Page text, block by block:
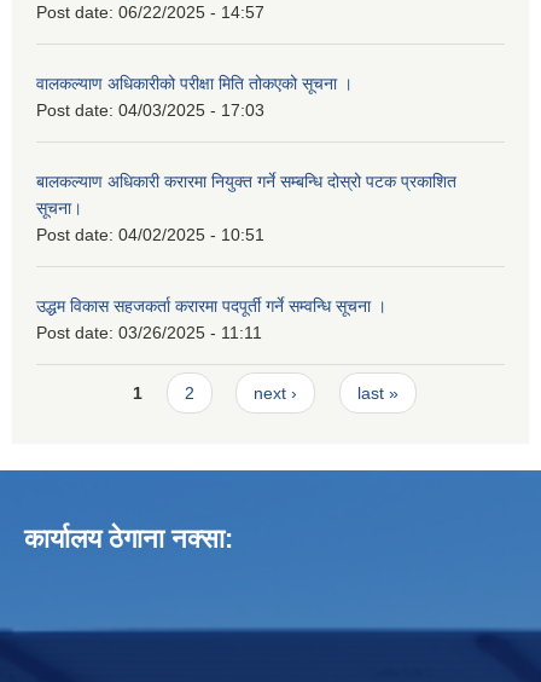
Post date: 06/22/2025 - 14:57
वालकल्याण अधिकारीको परीक्षा मिति तोकएको सूचना ।
Post date: 04/03/2025 - 17:03
बालकल्याण अधिकारी करारमा नियुक्त गर्ने सम्बन्धि दोस्रो पटक प्रकाशित
सूचना।
Post date: 04/02/2025 - 10:51
उद्धम विकास सहजकर्ता करारमा पदपूर्ती गर्ने सम्वन्धि सूचना ।
Post date: 03/26/2025 - 11:11
Pages1 2 next › last »
कार्यालय ठेगाना नक्सा: